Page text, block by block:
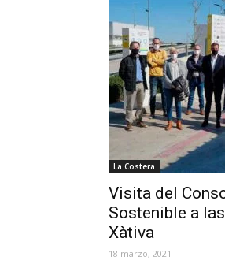
La Costera
Visita del
Sostenible a
Xàtiva
18 marzo, 2021